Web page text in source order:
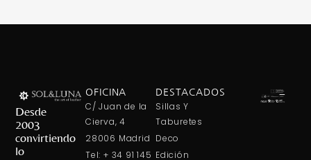
Desde
2003
convirtiendo
lo
OFICINA
C/ Juan de la
Cierva, 4
28006 Madrid
Tel: + 34 91 145
DESTACADOS
Sillas Y
Taburetes
Deco
Edición